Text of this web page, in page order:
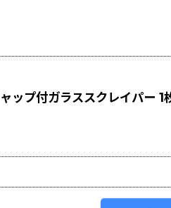
ップ付ガラススクレイパー 1